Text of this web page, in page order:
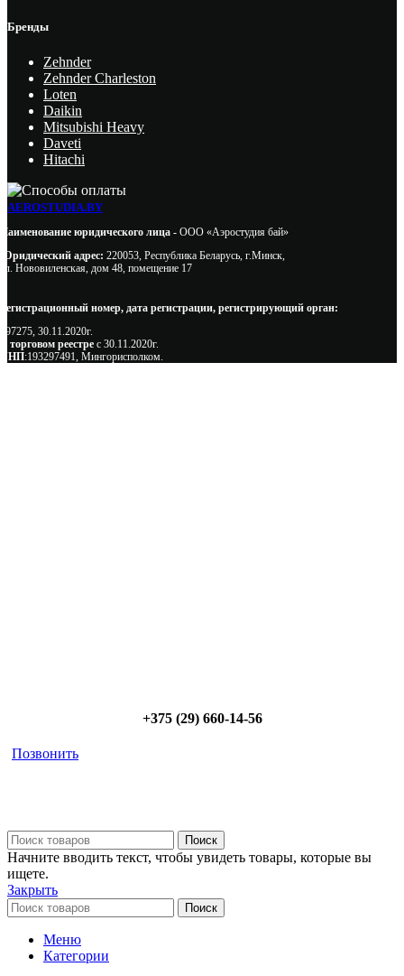
Бренды
Zehnder
Zehnder Charleston
Loten
Daikin
Mitsubishi Heavy
Daveti
Hitachi
AEROSTUDIA.BY
Наименование юридического лица - ООО «Аэростудия бай»
Юридический адрес: 220053, Республика Беларусь, г.Минск,
ул. Нововиленская, дом 48, помещение 17
Регистрационный номер, дата регистрации, регистрирующий орган:
497275, 30.11.2020г.
В торговом реестре с 30.11.2020г.
УНП:193297491, Мингорисполком.
+375 (29) 660-14-56
Позвонить
Поиск
Начните вводить текст, чтобы увидеть товары, которые вы
ищете.
Закрыть
Поиск
Меню
Категории